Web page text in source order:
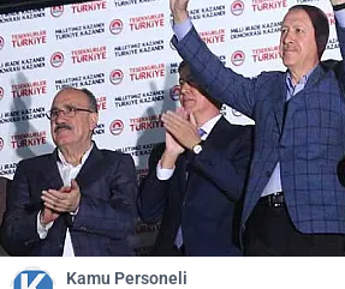
Kamu Personeli